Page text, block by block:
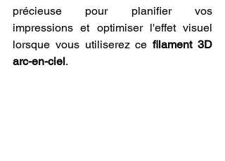
précieuse pour planifier vos
impressions et optimiser l'effet visuel
lorsque vous utiliserez ce filament 3D
arc-en-ciel.